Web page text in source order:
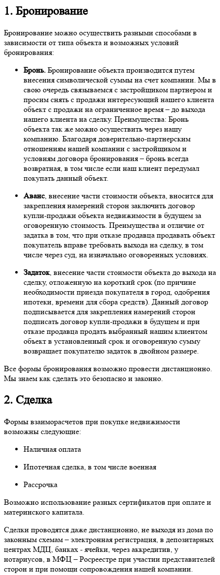
1. Бронирование
Бронирование можно осуществить разными способами в
зависимости от типа объекта и возможных условий
бронирования:
Бронь. Бронирование объекта производится путем
внесения символической суммы на счет компании. Мы в
свою очередь связываемся с застройщиком партнером и
просим снять с продажи интересующий нашего клиента
объект с продажи на ограниченное время – до выхода
нашего клиента на сделку. Преимущества: Бронь
объекта так же можно осуществить через нашу
компанию. Благодаря доверительно-партнерским
отношениям нашей компании с застройщиком и
условиям договора бронирования – бронь всегда
возвратная, в том числе если наш клиент передумал
покупать данный объект.
Аванс, внесение части стоимости объекта, вносится для
закрепления намерений сторон заключить договор
купли-продажи объекта недвижимости в будущем за
оговоренную стоимость. Преимущества и отличие от
задатка в том, что при отказе продавца продавать объект
покупатель вправе требовать выхода на сделку, в том
числе через суд, на изначально оговоренных условиях.
Задаток, внесение части стоимости объекта до выхода на
сделку, отложенную на короткий срок (по причине
необходимости приезда покупателя в город, одобрения
ипотеки, времени для сбора средств). Данный договор
подписывается для закрепления намерений сторон
подписать договор купли-продажи в будущем и при
отказе продавца продать выбранный нашим клиентом
объект в установленный срок и оговоренную сумму
возвращает покупателю задаток в двойном размере.
Все формы бронирования возможно провести дистанционно.
Мы знаем как сделать это безопасно и законно.
2. Сделка
Формы взаиморасчетов при покупке недвижимости
возможны следующие:
Наличная оплата
Ипотечная сделка, в том числе военная
Рассрочка
Возможно использование разных сертификатов при оплате и
материнского капитала.
Сделки проводятся даже дистанционно, не выходя из дома по
законным схемам – электронная регистрация, в депозитарных
центрах МДЦ, банках - ячейки, через аккредитив, у
нотариусов, в МФЦ – Росреестре при участии представителей
сторон и при помощи сопровождения нашей компании.